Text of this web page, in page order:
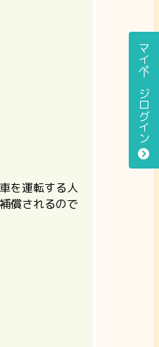
マイページログイン
を運転する人
償されるので